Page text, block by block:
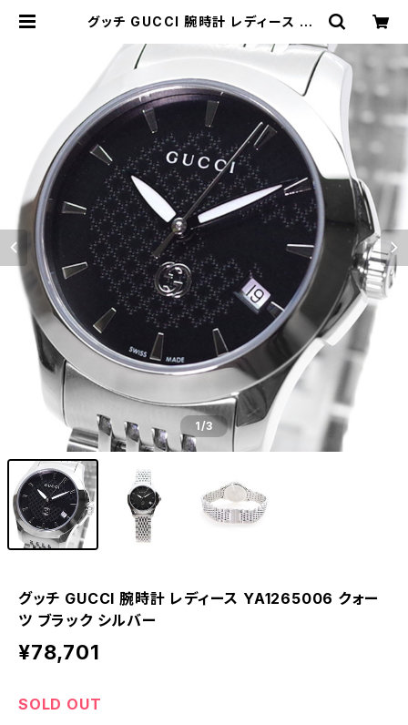
グッチ GUCCI 腕時計 レディース YA
ー | empirewatch
1/3
グッチ GUCCI 腕時計 レディース YA1265006 クォー
ツ ブラック シルバー
¥78,701
SOLD OUT